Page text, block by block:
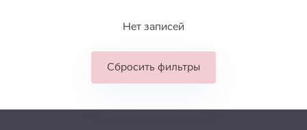
Нет записей
Сбросить фильтры